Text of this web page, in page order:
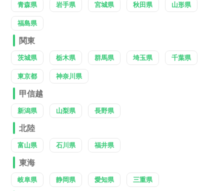
青森県 岩手県 宮城県 秋田県 山形県
福島県
関東
茨城県 栃木県 群馬県 埼玉県 千葉県
東京都 神奈川県
甲信越
新潟県 山梨県 長野県
北陸
富山県 石川県 福井県
東海
岐阜県 静岡県 愛知県 三重県